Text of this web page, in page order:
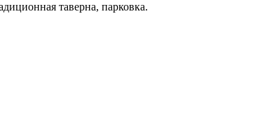
таверна, парковка.